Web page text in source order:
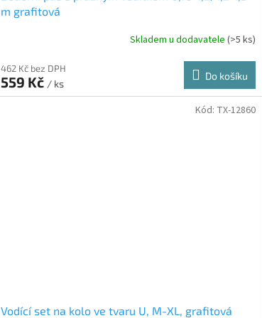
m grafitová
Skladem u dodavatele (>5 ks)
462 Kč bez DPH
559 Kč / ks
Do košíku
Vodící set na kolo ve tvaru U, M-XL, grafitová
Kód: TX-12860